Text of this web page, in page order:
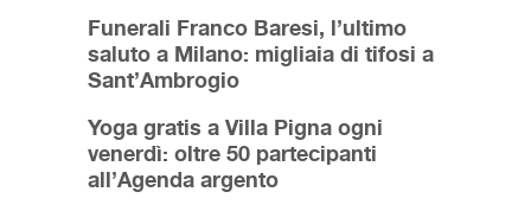
Funerali Franco Baresi, l’ultimo
saluto a Milano: migliaia di tifosi a
Sant’Ambrogio
Yoga gratis a Villa Pigna ogni
venerdì: oltre 50 partecipanti
all’Agenda argento